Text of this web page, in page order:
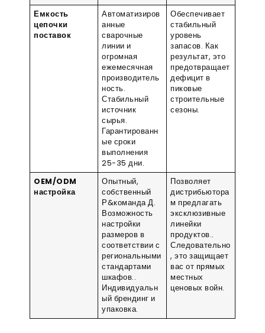
Емкость
цепочки
поставок
Автоматизиров
анные
сварочные
линии и
огромная
ежемесячная
производитель
ность.
Стабильный
источник
сырья.
Гарантированн
ые сроки
выполнения
25-35 дни.
Обеспечивает
стабильный
уровень
запасов. Как
результат, это
предотвращает
дефицит в
пиковые
строительные
сезоны.
OEM/ODM
настройка
Опытный,
собственный
Р&команда Д.
Возможность
настройки
размеров в
соответствии с
региональными
стандартами
шкафов..
Индивидуальн
ый брендинг и
упаковка.
Позволяет
дистрибьютора
м предлагать
эксклюзивные
линейки
продуктов..
Следовательно
, это защищает
вас от прямых
местных
ценовых войн.